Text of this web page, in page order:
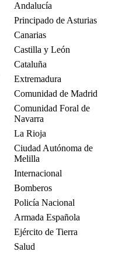
Andalucía
Principado de Asturias
Canarias
Castilla y León
Cataluña
Extremadura
Comunidad de Madrid
Comunidad Foral de
Navarra
La Rioja
Ciudad Autónoma de
Melilla
Internacional
Bomberos
Policía Nacional
Armada Española
Ejército de Tierra
Salud